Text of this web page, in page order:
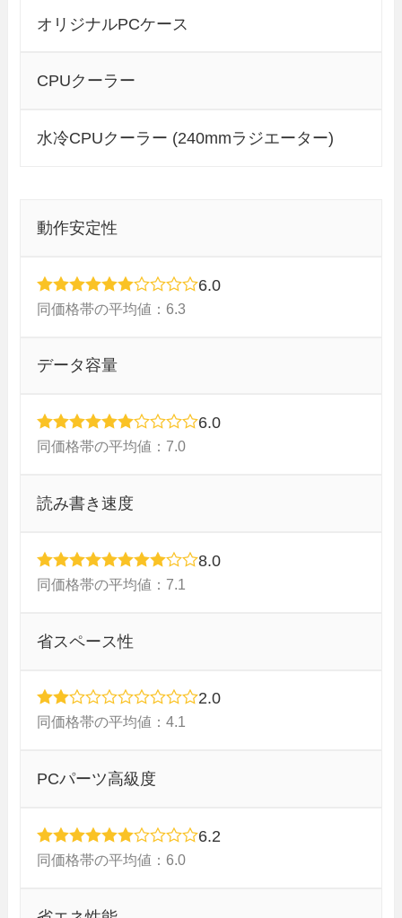
オリジナルPCケース
CPUクーラー
水冷CPUクーラー (240mmラジエーター)
動作安定性
6.0
同価格帯の平均値：6.3
データ容量
6.0
同価格帯の平均値：7.0
読み書き速度
8.0
同価格帯の平均値：7.1
省スペース性
2.0
同価格帯の平均値：4.1
PCパーツ高級度
6.2
同価格帯の平均値：6.0